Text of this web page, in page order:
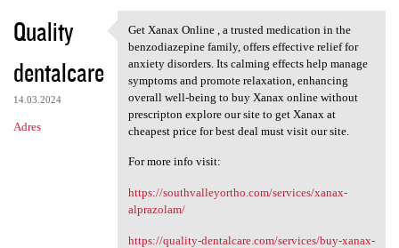
Quality
dentalcare
14.03.2024
Adres
Get Xanax Online , a trusted
Get Xanax Online , a trusted medication in the
benzodiazepine family, offers effective relief for
anxiety disorders. Its calming effects help manage
symptoms and promote relaxation, enhancing
overall well-being to buy Xanax online without
prescripton explore our site to get Xanax at
cheapest price for best deal must visit our site.
For more info visit:
https://southvalleyortho.com/services/xanax-
alprazolam/
https://quality-dentalcare.com/services/buy-xanax-